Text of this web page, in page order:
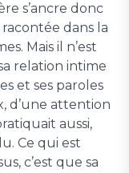
s’ancre donc
dans la
Mais il n’est
relation intime
et ses paroles
d’une attention
aussi,
Ce qui est
c’est que sa